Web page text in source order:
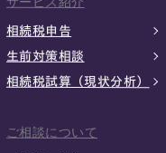
相続税申告
生前対策相談
相続税試算（現状分析）
ご相談について